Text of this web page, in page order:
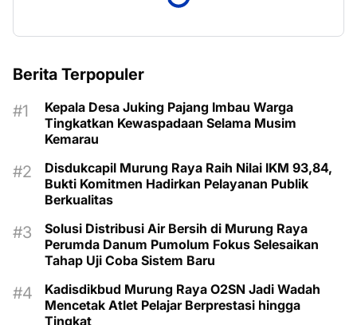
Berita Terpopuler
Kepala Desa Juking Pajang Imbau Warga
Tingkatkan Kewaspadaan Selama Musim
Kemarau
Disdukcapil Murung Raya Raih Nilai IKM 93,84,
Bukti Komitmen Hadirkan Pelayanan Publik
Berkualitas
Solusi Distribusi Air Bersih di Murung Raya
Perumda Danum Pumolum Fokus Selesaikan
Tahap Uji Coba Sistem Baru
Kadisdikbud Murung Raya O2SN Jadi Wadah
Mencetak Atlet Pelajar Berprestasi hingga
Tingkat